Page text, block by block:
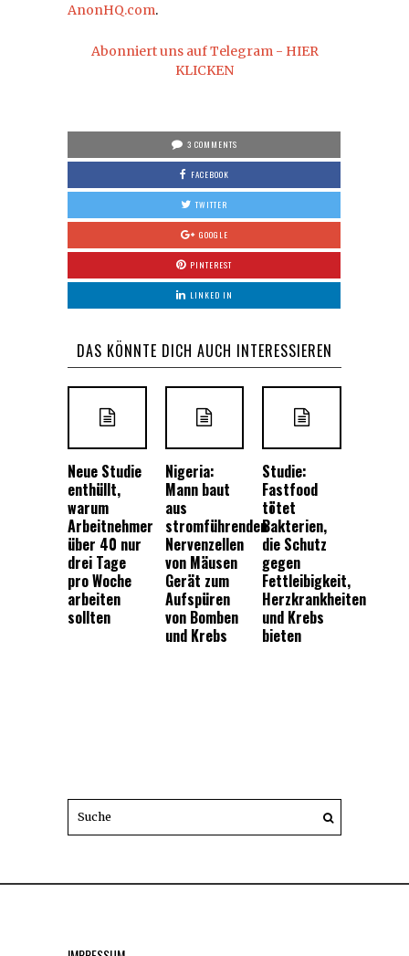
AnonHQ.com.
Abonniert uns auf Telegram - HIER
KLICKEN
3 COMMENTS
FACEBOOK
TWITTER
GOOGLE
PINTEREST
LINKED IN
DAS KÖNNTE DICH AUCH INTERESSIEREN
Neue Studie
enthüllt,
warum
Arbeitnehmer
über 40 nur
drei Tage
pro Woche
arbeiten
sollten
Nigeria:
Mann baut
aus
stromführenden
Nervenzellen
von Mäusen
Gerät zum
Aufspüren
von Bomben
und Krebs
Studie:
Fastfood
tötet
Bakterien,
die Schutz
gegen
Fettleibigkeit,
Herzkrankheiten
und Krebs
bieten